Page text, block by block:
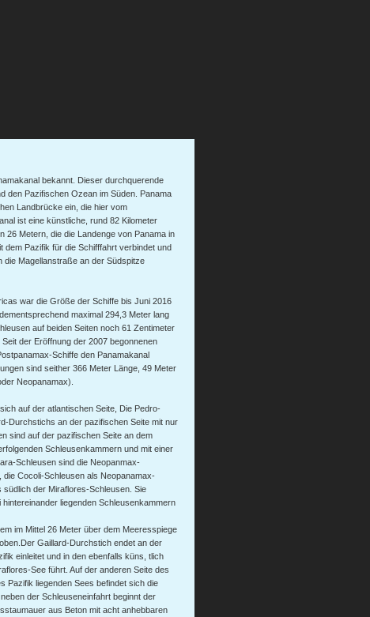
bekannt. Dieser durchquerende
den Pazifischen Ozean im Süden. Panama
Landbrücke ein, die hier vom
ist eine künstliche, rund 82 Kilometer
26 Metern, die die Landenge von Panama in
dem Pazifik für die Schifffahrt verbindet und
die Magellanstraße an der Südspitze
war die Größe der Schiffe bis Juni 2016
maximal 294,3 Meter lang
auf beiden Seiten noch 61 Zentimeter
der Eröffnung der 2007 begonnenen
Schiffe den Panamakanal
sind seither 366 Meter Länge, 49 Meter
Neopanamax).
auf der atlantischen Seite, Die Pedro-
Durchstichs an der pazifischen Seite mit nur
sind auf der pazifischen Seite an dem
Schleusenkammern und mit einer
Schleusen sind die Neopanmax-
Cocoli-Schleusen als Neopanamax-
der Miraflores-Schleusen. Sie
liegenden Schleusenkammern
im Mittel 26 Meter über dem Meeresspiege
Gaillard-Durchstich endet an der
einleitet und in den ebenfalls küns, tlich
See führt. Auf der anderen Seite des
Pazifik liegenden Sees befindet sich die
der Schleuseneinfahrt beginnt der
aus Beton mit acht anhebbaren